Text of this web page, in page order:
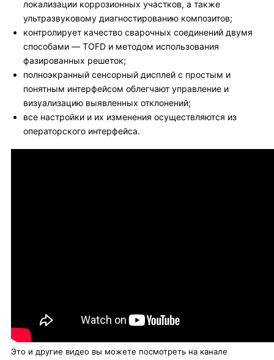
локализации коррозионных участков, а также
ультразвуковому диагностированию композитов;
контролирует качество сварочных соединений двумя
способами — TOFD и методом использования
фазированных решеток;
полноэкранный сенсорный дисплей с простым и
понятным интерфейсом облегчают управление и
визуализацию выявленных отклонений;
все настройки и их изменения осуществляются из
операторского интерфейса.
Это и другие видео вы можете посмотреть на канале